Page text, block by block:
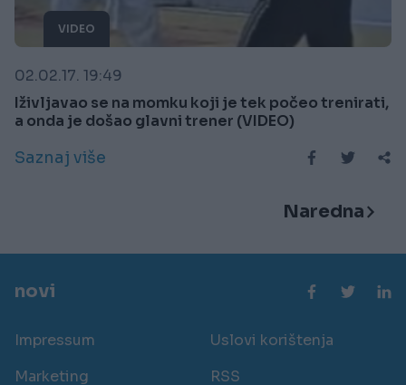
VIDEO
02.02.17. 19:49
Iživljavao se na momku koji je tek počeo trenirati,
a onda je došao glavni trener (VIDEO)
Saznaj više
Naredna
novi
Impressum
Uslovi korištenja
Marketing
RSS